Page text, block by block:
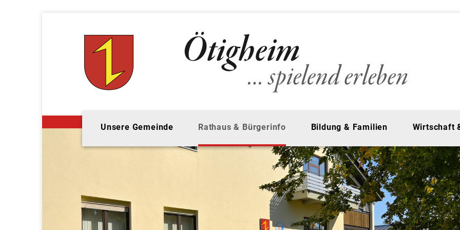
Unsere Gemeinde Rathaus & Bürgerinfo Bildung & Familien Wirtschaft